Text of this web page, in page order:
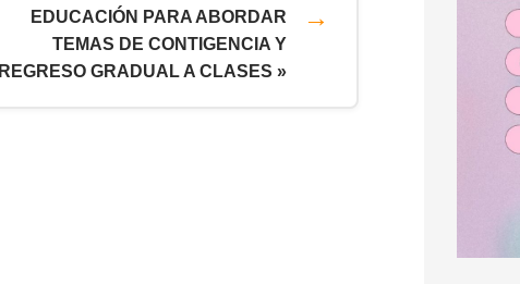
EDUCACIÓN PARA ABORDAR
TEMAS DE CONTIGENCIA Y
REGRESO GRADUAL A CLASES »